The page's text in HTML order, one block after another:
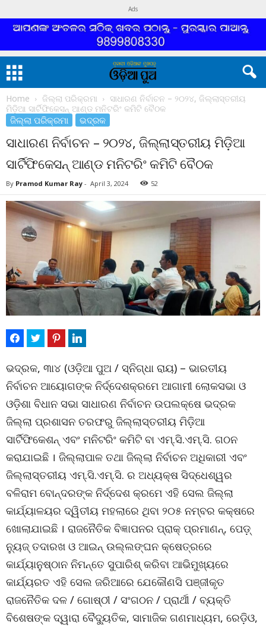
Ads
Home ଜିଲ୍ଲା ପରିକ୍ରମା
ସାଧାରଣ ନିର୍ବାଚନ – ୨୦୨୪, ଜିଲ୍ଲାସ୍ତରୀୟ
ମିଡ଼ିଆ ସାର୍ଟିଫିକେସନ୍ ଆଣ୍ଡ ମନିଟରିଂ କମିଟି ବୈଠକ
ଜିଲ୍ଲା ପରିକ୍ରମା ଭଦ୍ରକ
ସାଧାରଣ ନିର୍ବାଚନ – ୨୦୨୪, ଜିଲ୍ଲାସ୍ତରୀୟ ମିଡ଼ିଆ
ସାର୍ଟିଫିକେସନ୍ ଆଣ୍ଡ ମନିଟରିଂ କମିଟି ବୈଠକ
By Pramod Kumar Ray - April 3, 2024 52
ଭଦ୍ରକ, ୩ା୪ (ଓଡ଼ିଆ ପୁଅ / ସ୍ନିଗ୍ଧା ରାୟ) – ଭାରତୀୟ
ନିର୍ବାଚନ ଆୟୋଗଙ୍କ ନିର୍ଦ୍ଦେଶକ୍ରମେ ଆଗାମୀ ଲୋକସଭା ଓ
ଓଡ଼ିଶା ବିଧାନ ସଭା ସାଧାରଣ ନିର୍ବାଚନ ଉପଲକ୍ଷେ ଭଦ୍ରକ
ଜିଲ୍ଲା ପ୍ରଶାସନ ତରଫରୁ ଜିଲ୍ଲାସ୍ତରୀୟ ମିଡ଼ିଆ
ସାର୍ଟିଫିକେଶନ୍ ଏବଂ ମନିଟରିଂ କମିଟି ବା ଏମ୍‌.ସି.ଏମ୍‌.ସି. ଗଠନ
କରାଯାଇଛି । ଜିଲ୍ଲାପାଳ ତଥା ଜିଲ୍ଲା ନିର୍ବାଚନ ଅଧିକାରୀ ଏବଂ
ଜିଲ୍ଲାସ୍ତରୀୟ ଏମ୍‌.ସି.ଏମ୍‌.ସି. ର ଅଧ୍ୟକ୍ଷ ସିଦ୍ଧେଶ୍ୱର
ବଳିରାମ ବୋନ୍ଦରଙ୍କ ନିର୍ଦ୍ଦେଶ କ୍ରମେ ଏହି ସେଲ ଜିଲ୍ଲା
କାର୍ଯ୍ୟାଳୟର ଦ୍ୱିତୀୟ ମହଲାରେ ଥିବା ୨୦୫ ନମ୍ବର କକ୍ଷରେ
ଖୋଲାଯାଇଛି । ରାଜନୈତିକ ବିଜ୍ଞାପନର ପ୍ରାକ୍ ପ୍ରମାଣନ୍‌, ପେଡ଼୍
ନ୍ୟୁଜ୍ ତଦାରଖ ଓ ଆଇନ୍ ଉଲ୍ଲଙ୍ଘନ କ୍ଷେତ୍ରରେ
କାର୍ଯ୍ୟାନୁଷ୍ଠାନ ନିମନ୍ତେ ସୁପାରିଶ୍ କରିବା ଆଭିମୁଖ୍ୟରେ
କାର୍ଯ୍ୟରତ ଏହି ସେଲ ଜରିଆରେ ଯେକୌଣସି ପଞ୍ଜୀକୃତ
ରାଜନୈତିକ ଦଳ / ଗୋଷ୍ଠୀ / ସଂଗଠନ / ପ୍ରାର୍ଥୀ / ବ୍ୟକ୍ତି
ବିଶେଷଙ୍କ ଦ୍ୱାରା ବୈଦ୍ୟୁତିକ, ସାମାଜିକ ଗଣମାଧ୍ୟମ, ରେଡ଼ିଓ,